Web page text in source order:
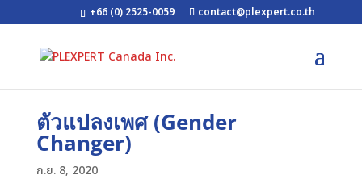
+66 (0) 2525-0059 contact@plexpert.co.th
ตัวแปลงเพศ (Gender
Changer)
ก.ย. 8, 2020